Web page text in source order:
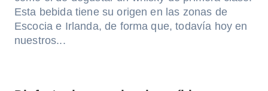
Esta bebida tiene su origen en las zonas de
Escocia e Irlanda, de forma que, todavía hoy en
nuestros...